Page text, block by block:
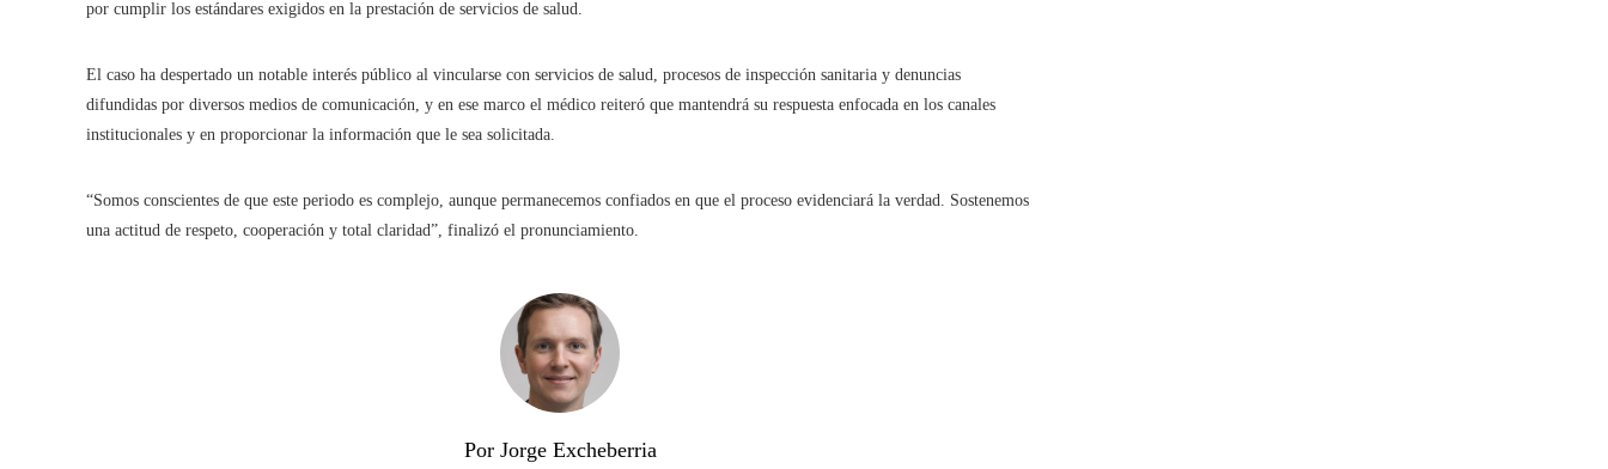
por cumplir los estándares exigidos en la prestación de servicios de salud.
El caso ha despertado un notable interés público al vincularse con servicios de salud, procesos de inspección sanitaria y denuncias
difundidas por diversos medios de comunicación, y en ese marco el médico reiteró que mantendrá su respuesta enfocada en los canales
institucionales y en proporcionar la información que le sea solicitada.
“Somos conscientes de que este periodo es complejo, aunque permanecemos confiados en que el proceso evidenciará la verdad. Sostenemos
una actitud de respeto, cooperación y total claridad”, finalizó el pronunciamiento.
Por Jorge Excheberria